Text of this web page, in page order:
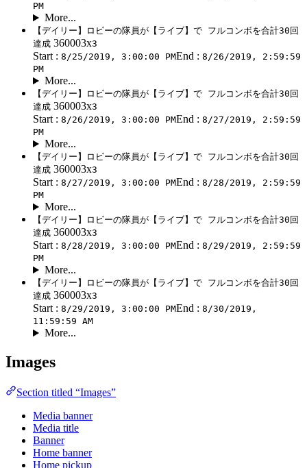
PM
More...
【デイリー】ロビーの隊員が【ライブ】で フルコンボを合計30回
達成 360003x3
Start : 8/25/2019, 3:00:00 PMEnd : 8/26/2019, 2:59:59
PM
More...
【デイリー】ロビーの隊員が【ライブ】で フルコンボを合計30回
達成 360003x3
Start : 8/26/2019, 3:00:00 PMEnd : 8/27/2019, 2:59:59
PM
More...
【デイリー】ロビーの隊員が【ライブ】で フルコンボを合計30回
達成 360003x3
Start : 8/27/2019, 3:00:00 PMEnd : 8/28/2019, 2:59:59
PM
More...
【デイリー】ロビーの隊員が【ライブ】で フルコンボを合計30回
達成 360003x3
Start : 8/28/2019, 3:00:00 PMEnd : 8/29/2019, 2:59:59
PM
More...
【デイリー】ロビーの隊員が【ライブ】で フルコンボを合計30回
達成 360003x3
Start : 8/29/2019, 3:00:00 PMEnd : 8/30/2019,
11:59:59 AM
More...
Images
Section titled “Images”
Media banner
Media title
Banner
Home banner
Home pickup